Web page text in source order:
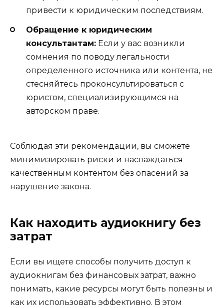
привести к юридическим последствиям.
Обращение к юридическим
консультантам: Если у вас возникли
сомнения по поводу легальности
определенного источника или контента, не
стесняйтесь проконсультироваться с
юристом, специализирующимся на
авторском праве.
Соблюдая эти рекомендации, вы сможете
минимизировать риски и наслаждаться
качественным контентом без опасений за
нарушение закона.
Как находить аудиокнигу без
затрат
Если вы ищете способы получить доступ к
аудиокнигам без финансовых затрат, важно
понимать, какие ресурсы могут быть полезны и
как их использовать эффективно. В этом